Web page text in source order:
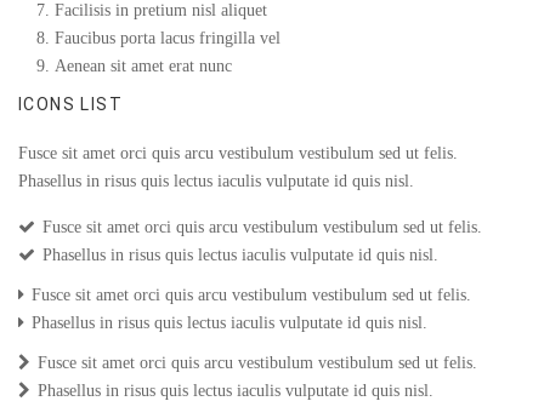
Facilisis in pretium nisl aliquet
Faucibus porta lacus fringilla vel
Aenean sit amet erat nunc
ICONS LIST
Fusce sit amet orci quis arcu vestibulum vestibulum sed ut felis.
Phasellus in risus quis lectus iaculis vulputate id quis nisl.
Fusce sit amet orci quis arcu vestibulum vestibulum sed ut felis.
Phasellus in risus quis lectus iaculis vulputate id quis nisl.
Fusce sit amet orci quis arcu vestibulum vestibulum sed ut felis.
Phasellus in risus quis lectus iaculis vulputate id quis nisl.
Fusce sit amet orci quis arcu vestibulum vestibulum sed ut felis.
Phasellus in risus quis lectus iaculis vulputate id quis nisl.